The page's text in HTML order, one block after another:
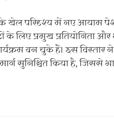
खेल परिदृश्य में नए आयाम
के लिए प्रमुख प्रतियोगिता
बन चुके हैं। इस विस्तार ने
सुनिश्चित किया है, जिससे